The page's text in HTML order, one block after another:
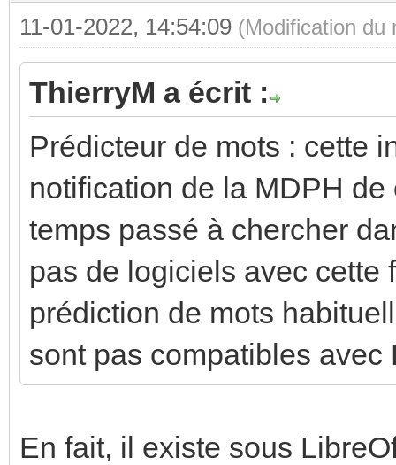
11-01-2022, 14:54:09 (Modification du
ThierryM a écrit :
Prédicteur de mots : cette
notification de la MDPH
temps passé à chercher
pas de logiciels avec cette
prédiction de mots
sont pas compatibles
En fait, il existe sous